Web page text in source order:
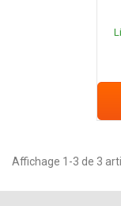
Affichage 1-3 de 3